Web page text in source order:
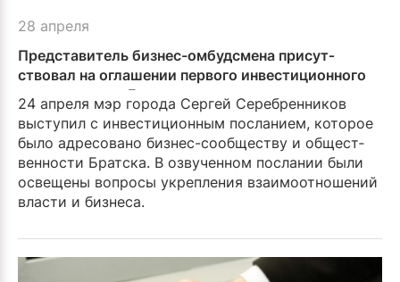
28 апреля
Представитель бизнес-омбудсмена присут­
ствовал на оглашении первого инвестицион­ного
послания мэра Братска
24 апреля мэр города Сергей Серебренников
выступил с инвестиционным посланием, которое
было адресовано бизнес-сообществу и общест­
венности Братска. В озвученном послании были
освещены вопросы укреп­ления взаимоотношений
власти и бизнеса.